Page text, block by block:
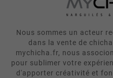
Nous sommes un acteur
dans la vente de
mychicha.fr, nous
pour sublimer votre
d'apporter créativité et